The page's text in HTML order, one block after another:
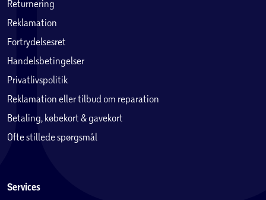
Returnering
Reklamation
Fortrydelsesret
Handelsbetingelser
Privatlivspolitik
Reklamation eller tilbud om reparation
Betaling, købekort & gavekort
Ofte stillede spørgsmål
Services